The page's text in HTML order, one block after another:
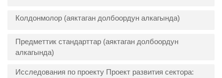
Колдонмолор (аяктаган долбоордун алкагында)
Предметтик стандарттар (аяктаган долбоордун
алкагында)
Исследования по проекту Проект развития сектора: